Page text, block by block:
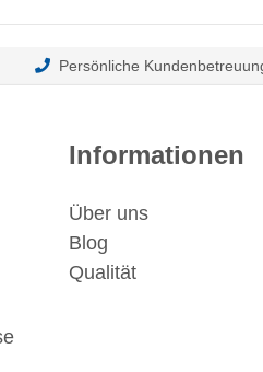
Persönliche
Informationen
Über uns
Blog
Qualität